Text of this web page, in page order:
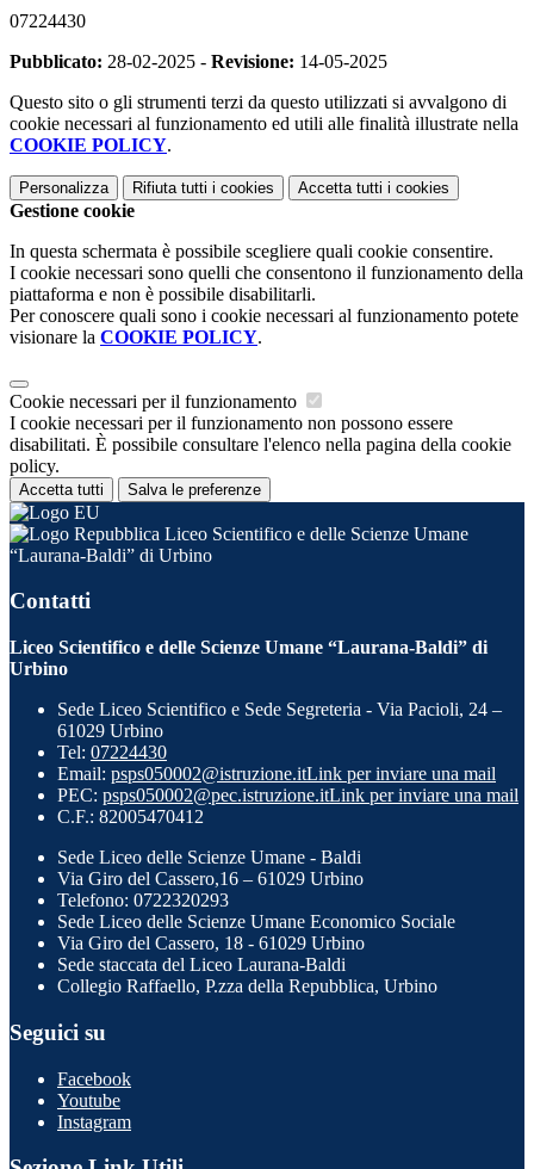
07224430
Pubblicato: 28-02-2025 - Revisione: 14-05-2025
Questo sito o gli strumenti terzi da questo utilizzati si avvalgono di
cookie necessari al funzionamento ed utili alle finalità illustrate nella
COOKIE POLICY.
Personalizza Rifiuta tutti i cookies Accetta tutti i cookies
Gestione cookie
In questa schermata è possibile scegliere quali cookie consentire.
I cookie necessari sono quelli che consentono il funzionamento della
piattaforma e non è possibile disabilitarli.
Per conoscere quali sono i cookie necessari al funzionamento potete
visionare la COOKIE POLICY.
Cookie necessari per il funzionamento
I cookie necessari per il funzionamento non possono essere
disabilitati. È possibile consultare l'elenco nella pagina della cookie
policy.
Accetta tutti Salva le preferenze
Liceo Scientifico e delle Scienze Umane
“Laurana-Baldi” di Urbino
Contatti
Liceo Scientifico e delle Scienze Umane “Laurana-Baldi” di
Urbino
Sede Liceo Scientifico e Sede Segreteria - Via Pacioli, 24 –
61029 Urbino
Tel: 07224430
Email: psps050002@istruzione.itLink per inviare una mail
PEC: psps050002@pec.istruzione.itLink per inviare una mail
C.F.: 82005470412
Sede Liceo delle Scienze Umane - Baldi
Via Giro del Cassero,16 – 61029 Urbino
Telefono: 0722320293
Sede Liceo delle Scienze Umane Economico Sociale
Via Giro del Cassero, 18 - 61029 Urbino
Sede staccata del Liceo Laurana-Baldi
Collegio Raffaello, P.zza della Repubblica, Urbino
Seguici su
Facebook
Youtube
Instagram